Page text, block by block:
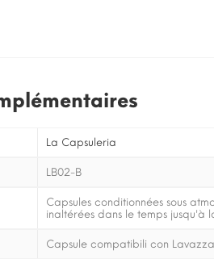
La Capsuleria
LB02-B
Capsules conditionnées sous
inaltérées dans le temps
Capsule compatibili con